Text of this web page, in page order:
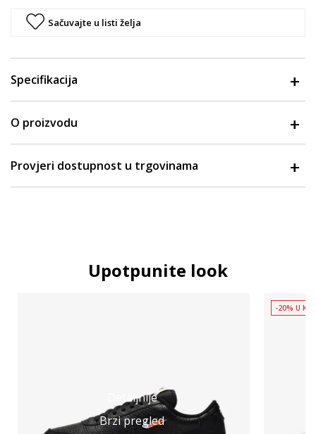
Sačuvajte u listi želja
Specifikacija
O proizvodu
Provjeri dostupnost u trgovinama
Upotpunite look
Detaljnije
Brzi pregled
-20% U